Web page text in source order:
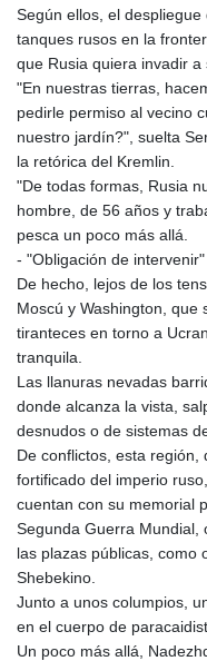
Según ellos, el
tanques rusos en la
que Rusia quiera invadir a
"En nuestras tierras,
pedirle permiso al vecino
nuestro jardín?", suelta
la retórica del Kremlin.
"De todas formas, Rusia
hombre, de 56 años y
pesca un poco más allá.
- "Obligación de intervenir"
De hecho, lejos de los
Moscú y Washington, que
tiranteces en torno a
tranquila.
Las llanuras nevadas
donde alcanza la vista,
desnudos o de sistemas
De conflictos, esta
fortificado del imperio
cuentan con su memorial
Segunda Guerra Mundial,
las plazas públicas, como
Shebekino.
Junto a unos columpios,
en el cuerpo de
Un poco más allá,